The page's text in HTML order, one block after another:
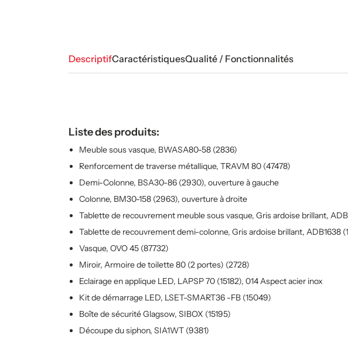
DescriptifCaractéristiquesQualité / Fonctionnalités
Liste des produits:
Meuble sous vasque, BWASA80-58 (2836)
Renforcement de traverse métallique, TRAVM 80 (47478)
Demi-Colonne, BSA30-86 (2930), ouverture à gauche
Colonne, BM30-158 (2963), ouverture à droite
Tablette de recouvrement meuble sous vasque, Gris ardoise brillant,
Tablette de recouvrement demi-colonne, Gris ardoise brillant, ADB1638
Vasque, OVO 45 (87732)
Miroir, Armoire de toilette 80 (2 portes) (2728)
Eclairage en applique LED, LAPSP 70 (15182), 014 Aspect acier inox
Kit de démarrage LED, LSET-SMART36 -FB (15049)
Boîte de sécurité Glagsow, SIBOX (15195)
Découpe du siphon, SIA1WT (9381)